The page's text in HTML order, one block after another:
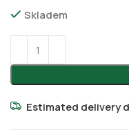
Skladem
Estimated delivery